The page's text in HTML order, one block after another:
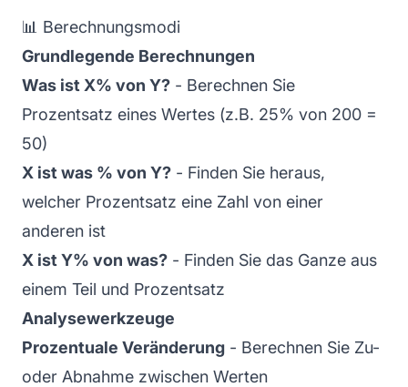
📊 Berechnungsmodi
Grundlegende Berechnungen
Was ist X% von Y? - Berechnen Sie
Prozentsatz eines Wertes (z.B. 25% von 200 =
50)
X ist was % von Y? - Finden Sie heraus,
welcher Prozentsatz eine Zahl von einer
anderen ist
X ist Y% von was? - Finden Sie das Ganze aus
einem Teil und Prozentsatz
Analysewerkzeuge
Prozentuale Veränderung - Berechnen Sie Zu-
oder Abnahme zwischen Werten